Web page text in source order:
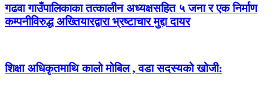
गढवा गाउँपालिकाका तत्कालीन अध्यक्षसहित ५ जना र एक निर्माण
कम्पनीविरुद्ध अख्तियारद्वारा भ्रष्टाचार मुद्दा दायर
शिक्षा अधिकृतमाथि कालो मोबिल , वडा सदस्यको खोजी: